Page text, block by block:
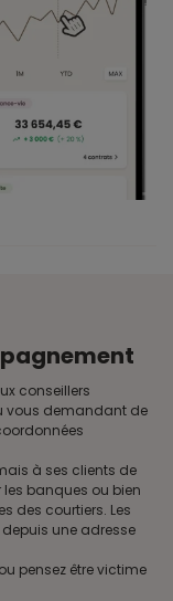
conseillers
vous demandant de
à ses clients de
banques ou bien
des courtiers. Les
une adresse
pensez être victime